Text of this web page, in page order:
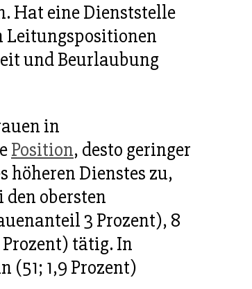
Hat eine Dienststelle
Leitungspositionen
und Beurlaubung
in
Position, desto geringer
höheren Dienstes zu,
obersten
3 Prozent), 8
tätig. In
(51; 1,9 Prozent)